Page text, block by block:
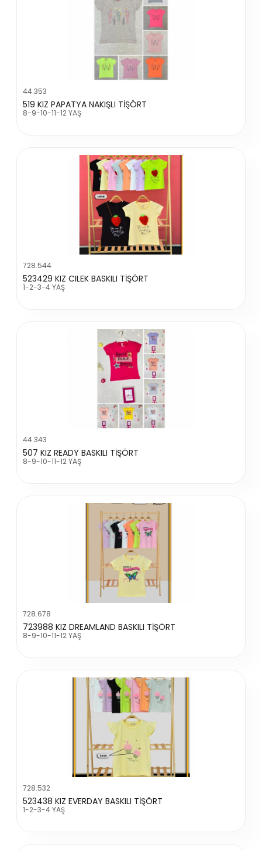
44.353
519 KIZ PAPATYA NAKIŞLI TİŞÖRT
8-9-10-11-12 YAŞ
728.544
523429 KIZ CILEK BASKILI TİŞÖRT
1-2-3-4 YAŞ
44.343
507 KIZ READY BASKILI TİŞÖRT
8-9-10-11-12 YAŞ
728.678
723988 KIZ DREAMLAND BASKILI TİŞÖRT
8-9-10-11-12 YAŞ
728.532
523438 KIZ EVERDAY BASKILI TİŞÖRT
1-2-3-4 YAŞ